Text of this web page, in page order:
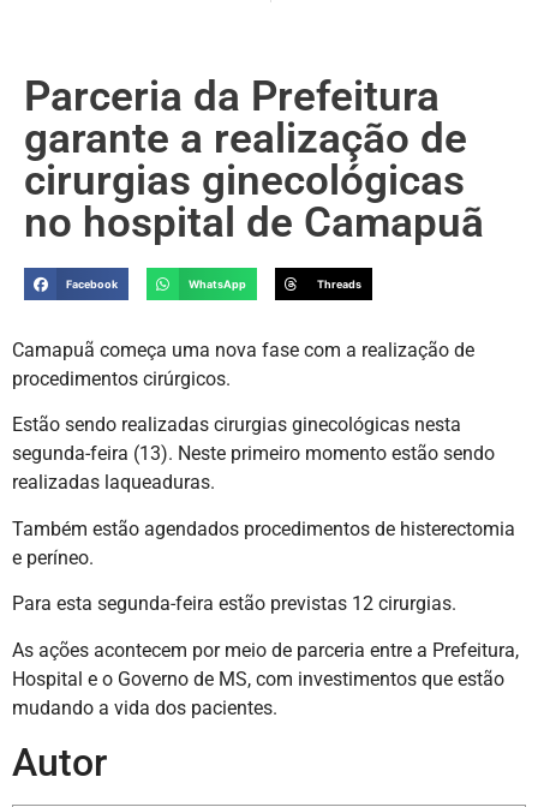
Parceria da Prefeitura
garante a realização de
cirurgias ginecológicas
no hospital de Camapuã
Facebook WhatsApp Threads
Camapuã começa uma nova fase com a realização de
procedimentos cirúrgicos.
Estão sendo realizadas cirurgias ginecológicas nesta
segunda-feira (13). Neste primeiro momento estão sendo
realizadas laqueaduras.
Também estão agendados procedimentos de histerectomia
e períneo.
Para esta segunda-feira estão previstas 12 cirurgias.
As ações acontecem por meio de parceria entre a Prefeitura,
Hospital e o Governo de MS, com investimentos que estão
mudando a vida dos pacientes.
Autor